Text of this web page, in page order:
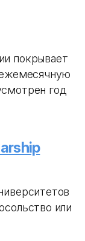
покрывает
год
или